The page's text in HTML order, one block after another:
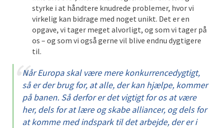
styrke i at håndtere knudrede problemer, hvor vi
virkelig kan bidrage med noget unikt. Det er en
opgave, vi tager meget alvorligt, og som vi tager på
os – og som vi også gerne vil blive endnu dygtigere
til.
Når Europa skal være mere konkurrencedygtigt,
så er der brug for, at alle, der kan hjælpe, kommer
på banen. Så derfor er det vigtigt for os at være
her, dels for at lære og skabe alliancer, og dels for
at komme med indspark til det arbejde, der er i